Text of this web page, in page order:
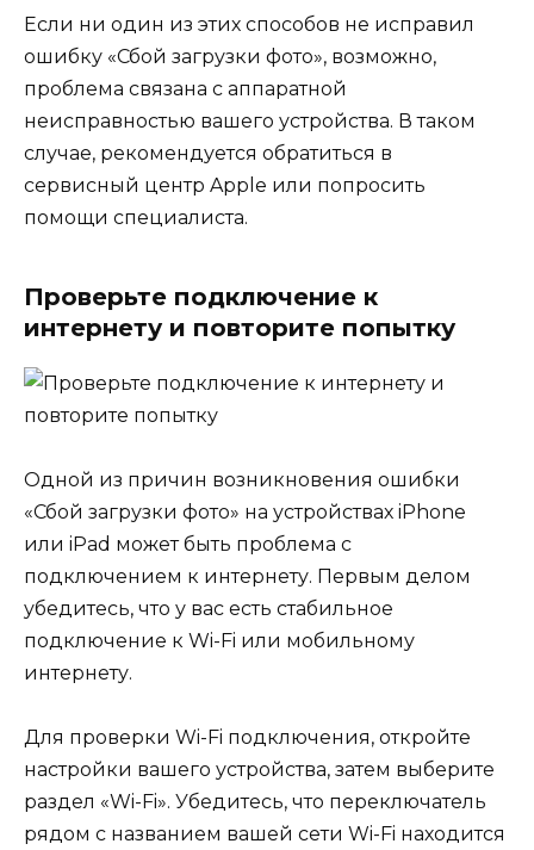
Если ни один из этих способов не исправил
ошибку «Сбой загрузки фото», возможно,
проблема связана с аппаратной
неисправностью вашего устройства. В таком
случае, рекомендуется обратиться в
сервисный центр Apple или попросить
помощи специалиста.
Проверьте подключение к
интернету и повторите попытку
Одной из причин возникновения ошибки
«Сбой загрузки фото» на устройствах iPhone
или iPad может быть проблема с
подключением к интернету. Первым делом
убедитесь, что у вас есть стабильное
подключение к Wi-Fi или мобильному
интернету.
Для проверки Wi-Fi подключения, откройте
настройки вашего устройства, затем выберите
раздел «Wi-Fi». Убедитесь, что переключатель
рядом с названием вашей сети Wi-Fi находится